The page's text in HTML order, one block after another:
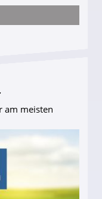
am meisten